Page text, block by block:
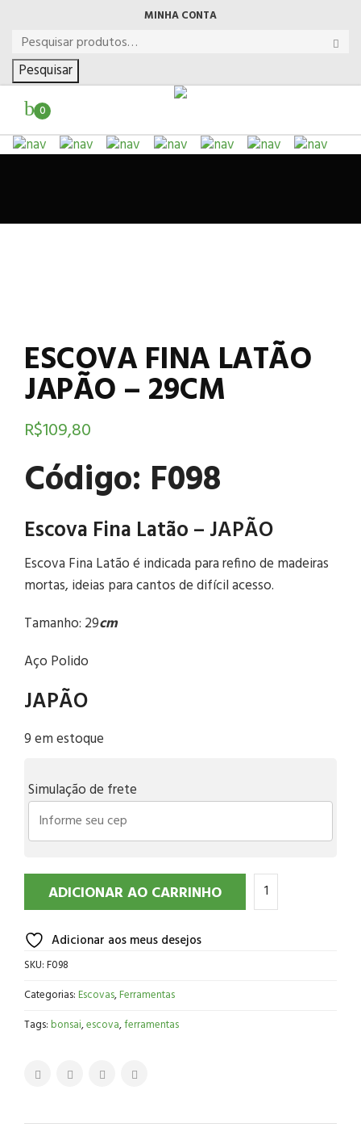
MINHA CONTA
Pesquisar
0
ESCOVA FINA LATÃO
JAPÃO – 29CM
R$109,80
Código: F098
Escova Fina Latão – JAPÃO
Escova Fina Latão é indicada para refino de madeiras
mortas, ideias para cantos de difícil acesso.
Tamanho: 29cm
Aço Polido
JAPÃO
9 em estoque
Simulação de frete
ADICIONAR AO CARRINHO
Adicionar aos meus desejos
SKU:F098
Categorias:Escovas,Ferramentas
Tags:bonsai,escova,ferramentas